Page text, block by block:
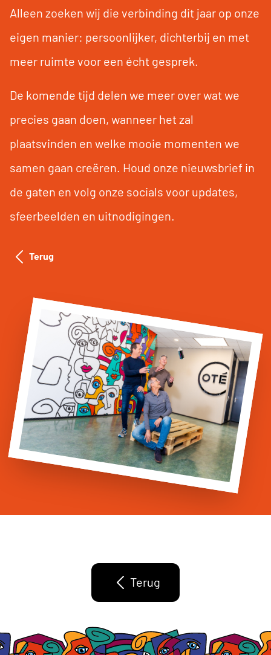
Alleen zoeken wij die verbinding dit jaar op onze
eigen manier: persoonlijker, dichterbij en met
meer ruimte voor een écht gesprek.
De komende tijd delen we meer over wat we
precies gaan doen, wanneer het zal
plaatsvinden en welke mooie momenten we
samen gaan creëren. Houd onze nieuwsbrief in
de gaten en volg onze socials voor updates,
sfeerbeelden en uitnodigingen.
Terug
Terug